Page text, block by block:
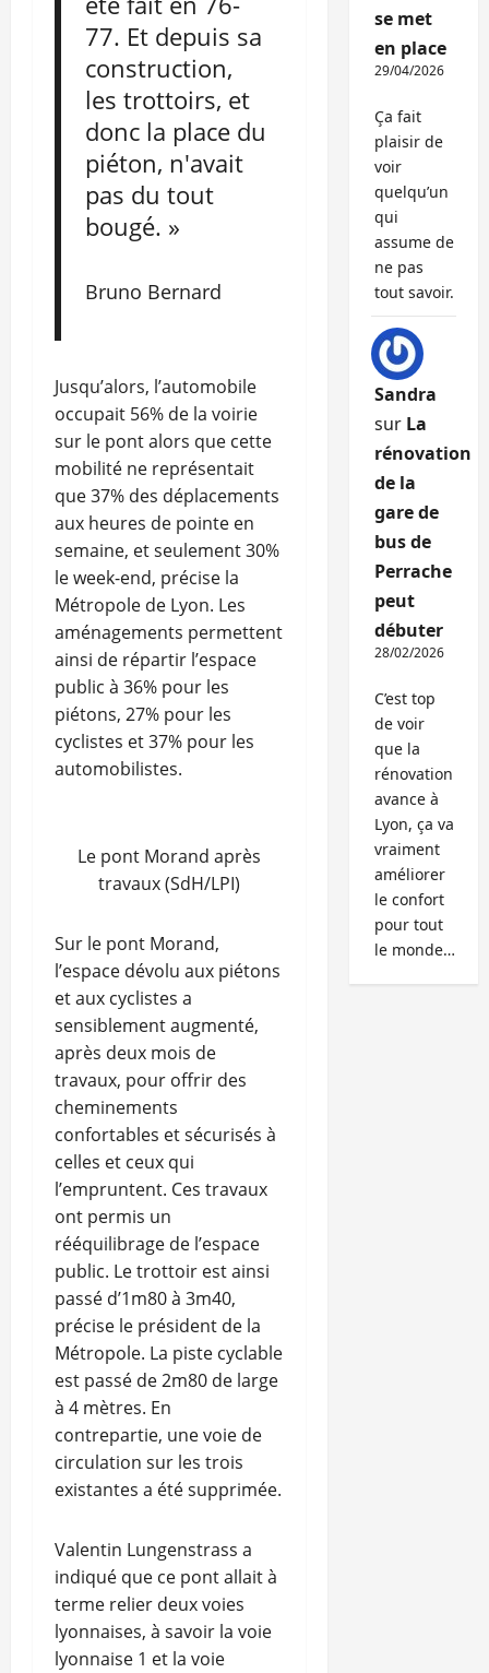
77. Et depuis sa
construction,
les trottoirs, et
donc la place du
piéton, n'avait
pas du tout
bougé. »
Bruno Bernard
Jusqu’alors, l’automobile
occupait 56% de la voirie
sur le pont alors que cette
mobilité ne représentait
que 37% des déplacements
aux heures de pointe en
semaine, et seulement 30%
le week-end, précise la
Métropole de Lyon. Les
aménagements permettent
ainsi de répartir l’espace
public à 36% pour les
piétons, 27% pour les
cyclistes et 37% pour les
automobilistes.
Le pont Morand après
travaux (SdH/LPI)
Sur le pont Morand,
l’espace dévolu aux piétons
et aux cyclistes a
sensiblement augmenté,
après deux mois de
travaux, pour offrir des
cheminements
confortables et sécurisés à
celles et ceux qui
l’empruntent. Ces travaux
ont permis un
rééquilibrage de l’espace
public. Le trottoir est ainsi
passé d’1m80 à 3m40,
précise le président de la
Métropole. La piste cyclable
est passé de 2m80 de large
à 4 mètres. En
contrepartie, une voie de
circulation sur les trois
existantes a été supprimée.
Valentin Lungenstrass a
indiqué que ce pont allait à
terme relier deux voies
lyonnaises, à savoir la voie
lyonnaise 1 et la voie
se met
en place
29/04/2026
Ça fait
plaisir de
voir
quelqu’un
qui
assume de
ne pas
tout savoir.
Sandra
sur La
rénovation
de la
gare de
bus de
Perrache
peut
débuter
28/02/2026
C’est top
de voir
que la
rénovation
avance à
Lyon, ça va
vraiment
améliorer
le confort
pour tout
le monde…